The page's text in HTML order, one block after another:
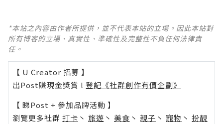
*本站之內容由作者所提供，並不代表本站的立場。因此本站對
所有博客的立場、真實性、準確性及完整性不負任何法律責
任。
【 U Creator 招募 】
出Post賺現金獎賞 l 登記《社群創作有價企劃》
【 睇Post + 參加品牌活動 】
瀏覽更多社群 打卡 丶 旅遊 丶 美食 丶 親子 丶 寵物 丶 扮靚